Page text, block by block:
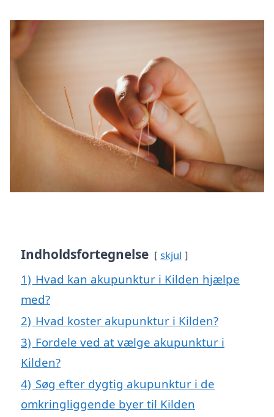
Indholdsfortegnelse skjul
1) Hvad kan akupunktur i Kilden hjælpe
med?
2) Hvad koster akupunktur i Kilden?
3) Fordele ved at vælge akupunktur i
Kilden?
4) Søg efter dygtig akupunktur i de
omkringliggende byer til Kilden